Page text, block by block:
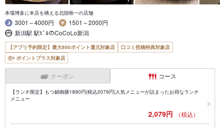
本場博多に本店を構える北陸唯一の店舗
3001～4000円
1501～2000円
新潟駅 駅ﾋﾞﾙのCoCoLo新潟
【アプリ予約限定】最大800ポイント還元対象店
口コミ投稿特典対象店
ポイントプラス対象店
クーポン コース
【ランチ限定】もつ鍋御膳1890円(税込2079円)人気メニューが詰まったお得なランチ
メニュー
2,079円 （税込）